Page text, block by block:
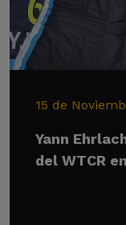
15 de
Yann
del WTCR